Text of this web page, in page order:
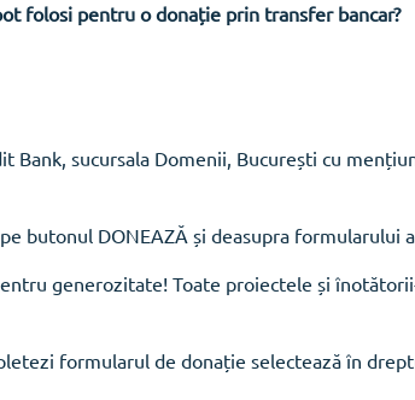
folosi pentru o donație prin transfer bancar?
Bank, sucursala Domenii, București cu
pe butonul DONEAZĂ și deasupra formularului
generozitate! Toate proiectele și
formularul de donație selectează în